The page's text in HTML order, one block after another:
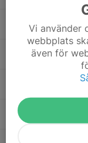
65. Nils
40. Oscar
53. Oskar
54. Rasmus
Vi använder
webbplats
även för